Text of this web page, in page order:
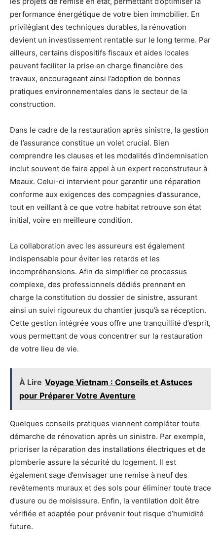
performance énergétique de votre bien immobilier. En
privilégiant des techniques durables, la rénovation
devient un investissement rentable sur le long terme. Par
ailleurs, certains dispositifs fiscaux et aides locales
peuvent faciliter la prise en charge financière des
travaux, encourageant ainsi l’adoption de bonnes
pratiques environnementales dans le secteur de la
construction.
Dans le cadre de la restauration après sinistre, la gestion
de l’assurance constitue un volet crucial. Bien
comprendre les clauses et les modalités d’indemnisation
inclut souvent de faire appel à un expert reconstruteur à
Meaux. Celui-ci intervient pour garantir une réparation
conforme aux exigences des compagnies d’assurance,
tout en veillant à ce que votre habitat retrouve son état
initial, voire en meilleure condition.
La collaboration avec les assureurs est également
indispensable pour éviter les retards et les
incompréhensions. Afin de simplifier ce processus
complexe, des professionnels dédiés prennent en
charge la constitution du dossier de sinistre, assurant
ainsi un suivi rigoureux du chantier jusqu’à sa réception.
Cette gestion intégrée vous offre une tranquillité d’esprit,
vous permettant de vous concentrer sur la restauration
de votre lieu de vie.
À Lire Voyage Vietnam : Conseils et Astuces
pour Préparer Votre Aventure
Quelques conseils pratiques viennent compléter toute
démarche de rénovation après un sinistre. Par exemple,
prioriser la réparation des installations électriques et de
plomberie assure la sécurité du logement. Il est
également sage d’envisager une remise à neuf des
revêtements muraux et des sols pour éliminer toute trace
d’usure ou de moisissure. Enfin, la ventilation doit être
vérifiée et adaptée pour prévenir tout risque d’humidité
future.